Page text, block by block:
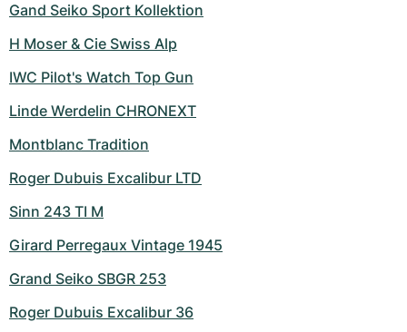
Gand Seiko Sport Kollektion
H Moser & Cie Swiss Alp
IWC Pilot's Watch Top Gun
Linde Werdelin CHRONEXT
Montblanc Tradition
Roger Dubuis Excalibur LTD
Sinn 243 TI M
Girard Perregaux Vintage 1945
Grand Seiko SBGR 253
Roger Dubuis Excalibur 36